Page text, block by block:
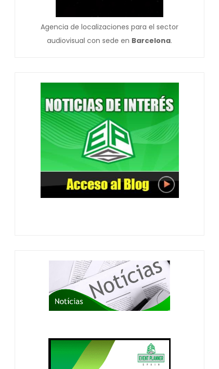
Agencia de localizaciones para el sector
audiovisual con sede en Barcelona.